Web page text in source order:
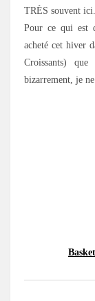
TRÈS souvent
Pour ce qui est
acheté cet hiver
Croissants)
bizarrement, je